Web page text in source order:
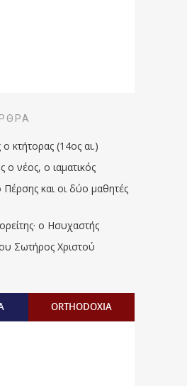
κτήτορας (14ος αι.)
νέος, ο ιαματικός
Πέρσης και οι δύο μαθητές
· ο Ησυχαστής
Σωτήρος Χριστού
ORTHODOXIA